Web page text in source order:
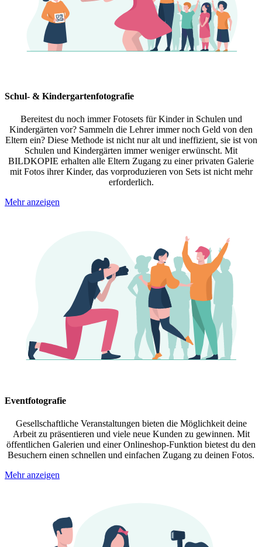
Schul- & Kindergartenfotografie
Bereitest du noch immer Fotosets für Kinder in Schulen und
Kindergärten vor? Sammeln die Lehrer immer noch Geld von den
Eltern ein? Diese Methode ist nicht nur alt und ineffizient, sie ist von
Schulen und Kindergärten immer weniger erwünscht. Mit
BILDKOPIE erhalten alle Eltern Zugang zu einer privaten Galerie
mit Fotos ihrer Kinder, das vorproduzieren von Sets ist nicht mehr
erforderlich.
Mehr anzeigen
Eventfotografie
Gesellschaftliche Veranstaltungen bieten die Möglichkeit deine
Arbeit zu präsentieren und viele neue Kunden zu gewinnen. Mit
öffentlichen Galerien und einer Onlineshop-Funktion bietest du den
Besuchern einen schnellen und einfachen Zugang zu deinen Fotos.
Mehr anzeigen